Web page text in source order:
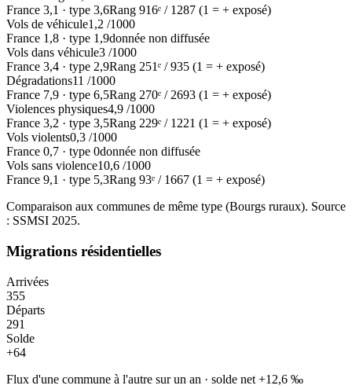
France 3,1 · type 3,6Rang 916ᵉ / 1287 (1 = + exposé)
Vols de véhicule1,2 /1000
France 1,8 · type 1,9donnée non diffusée
Vols dans véhicule3 /1000
France 3,4 · type 2,9Rang 251ᵉ /935 (1 = + exposé)
Dégradations11 /1000
France 7,9 · type 6,5Rang 270ᵉ /2693 (1 = + exposé)
Violences physiques4,9 /1000
France 3,2 · type 3,5Rang 229ᵉ / 1221 (1 = + exposé)
Vols violents0,3 /1000
France 0,7 · type 0donnée non diffusée
Vols sans violence10,6 /1000
France 9,1 · type 5,3Rang 93ᵉ / 1667 (1 = + exposé)
Comparaison aux communes de même type (Bourgs ruraux). Source
: SSMSI 2025.
Migrations résidentielles
Arrivées
355
Départs
291
Solde
+64
Flux d'une commune à l'autre sur un an · solde net +12,6 ‰